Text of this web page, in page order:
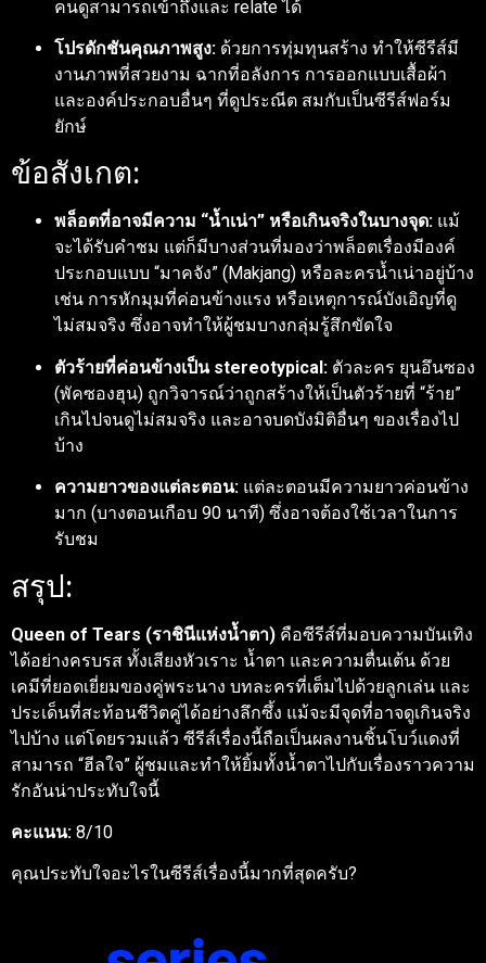
คนดูสามารถเข้าถึงและ relate ได้
โปรดักชันคุณภาพสูง: ด้วยการทุ่มทุนสร้าง ทำให้ซีรีส์มี
งานภาพที่สวยงาม ฉากที่อลังการ การออกแบบเสื้อผ้า
และองค์ประกอบอื่นๆ ที่ดูประณีต สมกับเป็นซีรีส์ฟอร์ม
ยักษ์
ข้อสังเกต:
พล็อตที่อาจมีความ “น้ำเน่า” หรือเกินจริงในบางจุด: แม้
จะได้รับคำชม แต่ก็มีบางส่วนที่มองว่าพล็อตเรื่องมีองค์
ประกอบแบบ “มาคจัง” (Makjang) หรือละครน้ำเน่าอยู่บ้าง
เช่น การหักมุมที่ค่อนข้างแรง หรือเหตุการณ์บังเอิญที่ดู
ไม่สมจริง ซึ่งอาจทำให้ผู้ชมบางกลุ่มรู้สึกขัดใจ
ตัวร้ายที่ค่อนข้างเป็น stereotypical: ตัวละคร ยุนอึนซอง
(พัคซองฮุน) ถูกวิจารณ์ว่าถูกสร้างให้เป็นตัวร้ายที่ “ร้าย”
เกินไปจนดูไม่สมจริง และอาจบดบังมิติอื่นๆ ของเรื่องไป
บ้าง
ความยาวของแต่ละตอน: แต่ละตอนมีความยาวค่อนข้าง
มาก (บางตอนเกือบ 90 นาที) ซึ่งอาจต้องใช้เวลาในการ
รับชม
สรุป:
Queen of Tears (ราชินีแห่งน้ำตา) คือซีรีส์ที่มอบความบันเทิง
ได้อย่างครบรส ทั้งเสียงหัวเราะ น้ำตา และความตื่นเต้น ด้วย
เคมีที่ยอดเยี่ยมของคู่พระนาง บทละครที่เต็มไปด้วยลูกเล่น และ
ประเด็นที่สะท้อนชีวิตคู่ได้อย่างลึกซึ้ง แม้จะมีจุดที่อาจดูเกินจริง
ไปบ้าง แต่โดยรวมแล้ว ซีรีส์เรื่องนี้ถือเป็นผลงานชิ้นโบว์แดงที่
สามารถ “ฮีลใจ” ผู้ชมและทำให้ยิ้มทั้งน้ำตาไปกับเรื่องราวความ
รักอันน่าประทับใจนี้
คะแนน: 8/10
คุณประทับใจอะไรในซีรีส์เรื่องนี้มากที่สุดครับ?